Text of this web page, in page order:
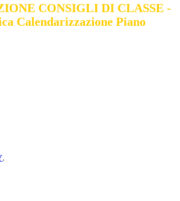
CONSIGLI DI CLASSE -
Calendarizzazione Piano
.